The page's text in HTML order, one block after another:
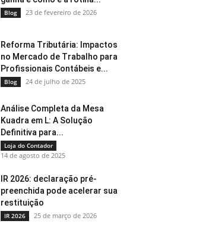
Blog 23 de fevereiro de 2026
Reforma Tributária: Impactos
no Mercado de Trabalho para
Profissionais Contábeis e...
Blog 24 de julho de 2025
Análise Completa da Mesa
Kuadra em L: A Solução
Definitiva para...
Loja do Contador
14 de agosto de 2025
IR 2026: declaração pré-
preenchida pode acelerar sua
restituição
IR 2026 25 de março de 2026